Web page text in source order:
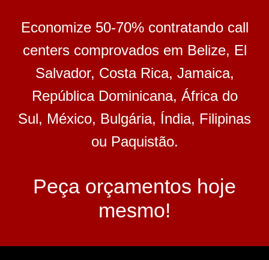
Economize 50-70% contratando call
centers comprovados em Belize, El
Salvador, Costa Rica, Jamaica,
República Dominicana, África do
Sul, México, Bulgária, Índia, Filipinas
ou Paquistão.
Peça orçamentos hoje
mesmo!